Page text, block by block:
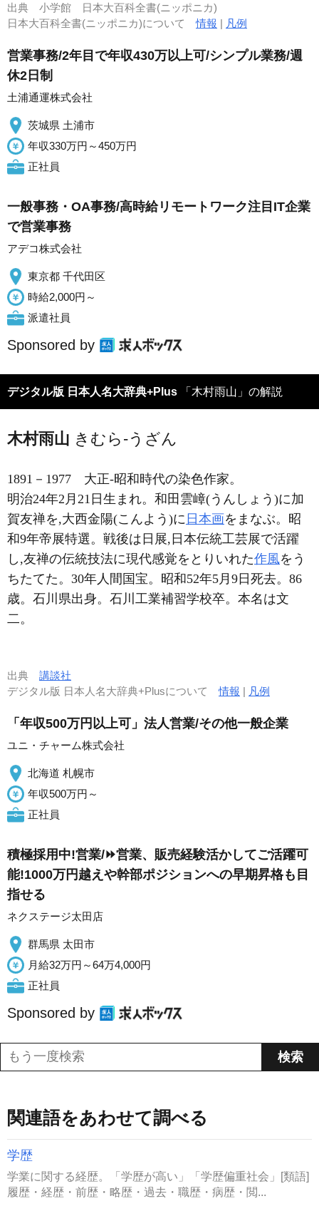
出典 小学館 日本大百科全書(ニッポニカ)
日本大百科全書(ニッポニカ)について情報 | 凡例
営業事務/2年目で年収430万以上可/シンプル業務/週
休2日制
土浦通運株式会社
茨城県 土浦市
年収330万円～450万円
正社員
一般事務・OA事務/高時給リモートワーク注目IT企業
で営業事務
アデコ株式会社
東京都 千代田区
時給2,000円～
派遣社員
Sponsored by
デジタル版 日本人名大辞典+Plus 「木村雨山」の解説
木村雨山 きむら-うざん
1891－1977 大正-昭和時代の染色作家。
明治24年2月21日生まれ。和田雲嶂(うんしょう)に加
賀友禅を,大西金陽(こんよう)に 日本画をまなぶ。昭
和9年帝展特選。戦後は日展,日本伝統工芸展で活躍
し,友禅の伝統技法に現代感覚をとりいれた作風をう
ちたてた。30年人間国宝。昭和52年5月9日死去。86
歳。石川県出身。石川工業補習学校卒。本名は文
二。
出典 講談社
デジタル版 日本人名大辞典+Plusについて情報 | 凡例
「年収500万円以上可」法人営業/その他一般企業
ユニ・チャーム株式会社
北海道 札幌市
年収500万円～
正社員
積極採用中!営業/⏩️営業、販売経験活かしてご活躍可
能!1000万円越えや幹部ポジションへの早期昇格も目
指せる
ネクステージ太田店
群馬県 太田市
月給32万円～64万4,000円
正社員
Sponsored by
関連語をあわせて調べる
学歴
学業に関する経歴。「学歴が高い」「学歴偏重社会」[類語]
履歴・経歴・前歴・略歴・過去・職歴・病歴・閲...